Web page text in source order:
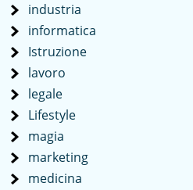
industria
informatica
Istruzione
lavoro
legale
Lifestyle
magia
marketing
medicina